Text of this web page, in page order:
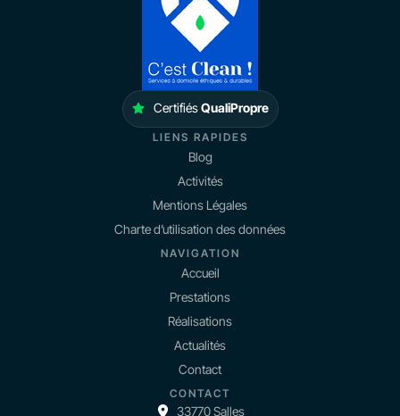
CertifiésQualiPropre
LIENS RAPIDES
Blog
Activités
Mentions Légales
Charte d’utilisation des données
NAVIGATION
Accueil
Prestations
Réalisations
Actualités
Contact
CONTACT
33770 Salles